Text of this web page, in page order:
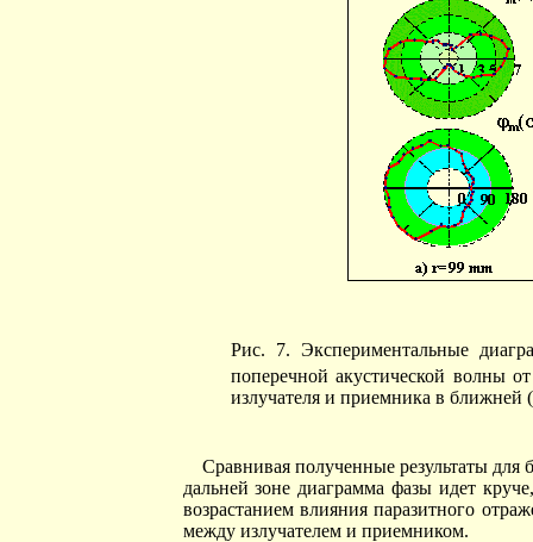
Рис. 7. Экспериментальные
поперечной акустической волны
излучателя и приемника в ближней
Сравнивая полученные результаты
дальней зоне диаграмма фазы идет
возрастанием влияния паразитного
между излучателем и приемником.